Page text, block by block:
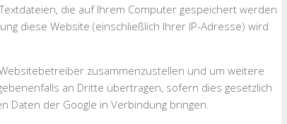
die auf Ihrem Computer gespeichert werden
diese Website (einschließlich Ihrer IP-Adresse) wird
zusammenzustellen und um weitere
an Dritte übertragen, sofern dies gesetzlich
Daten der Google in Verbindung bringen.